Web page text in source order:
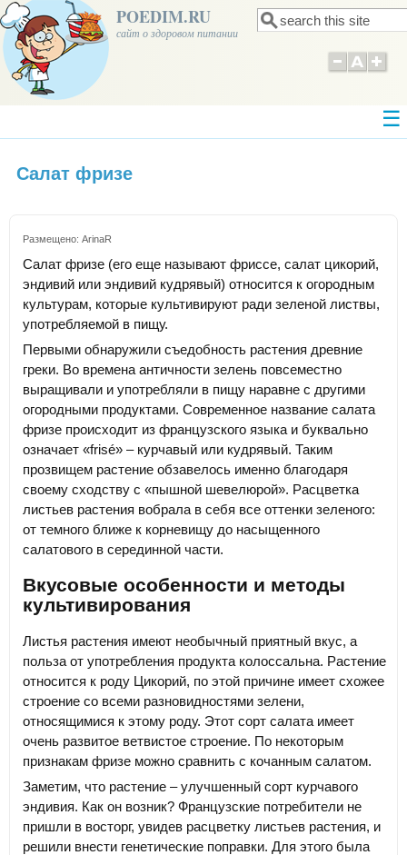
POEDIM.RU
сайт о здоровом питании Форма поиска
Поиск
Салат фризе
Размещено: ArinaR
Салат фризе (его еще называют фриссе, салат цикорий,
эндивий или эндивий кудрявый) относится к огородным
культурам, которые культивируют ради зеленой листвы,
употребляемой в пищу.
Первыми обнаружили съедобность растения древние
греки. Во времена античности зелень повсеместно
выращивали и употребляли в пищу наравне с другими
огородными продуктами. Современное название салата
фризе происходит из французского языка и буквально
означает «frisé» – курчавый или кудрявый. Таким
прозвищем растение обзавелось именно благодаря
своему сходству с «пышной шевелюрой». Расцветка
листьев растения вобрала в себя все оттенки зеленого:
от темного ближе к корневищу до насыщенного
салатового в серединной части.
Вкусовые особенности и методы
культивирования
Листья растения имеют необычный приятный вкус, а
польза от употребления продукта колоссальна. Растение
относится к роду Цикорий, по этой причине имеет схожее
строение со всеми разновидностями зелени,
относящимися к этому роду. Этот сорт салата имеет
очень развитое ветвистое строение. По некоторым
признакам фризе можно сравнить с кочанным салатом.
Заметим, что растение – улучшенный сорт курчавого
эндивия. Как он возник? Французские потребители не
пришли в восторг, увидев расцветку листьев растения, и
решили внести генетические поправки. Для этого была